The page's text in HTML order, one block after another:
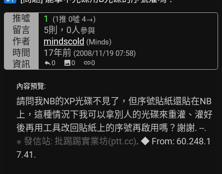
推噓
1 (1推 0噓 4→)
留言 5則，0人參與
作者 mindscold (Minds)
時間 17年前 (2008/11/19 07:58)
資訊 0 image0 link0
內容預覽:
請問我NB的XP光碟不見了，但序號貼紙還貼在NB
上，這種情況下我可以拿別人的光碟來重灌、灌好
※ 發信站: 批踢踢實業坊(ptt.cc). ◆ From: 60.248.1
7.41.